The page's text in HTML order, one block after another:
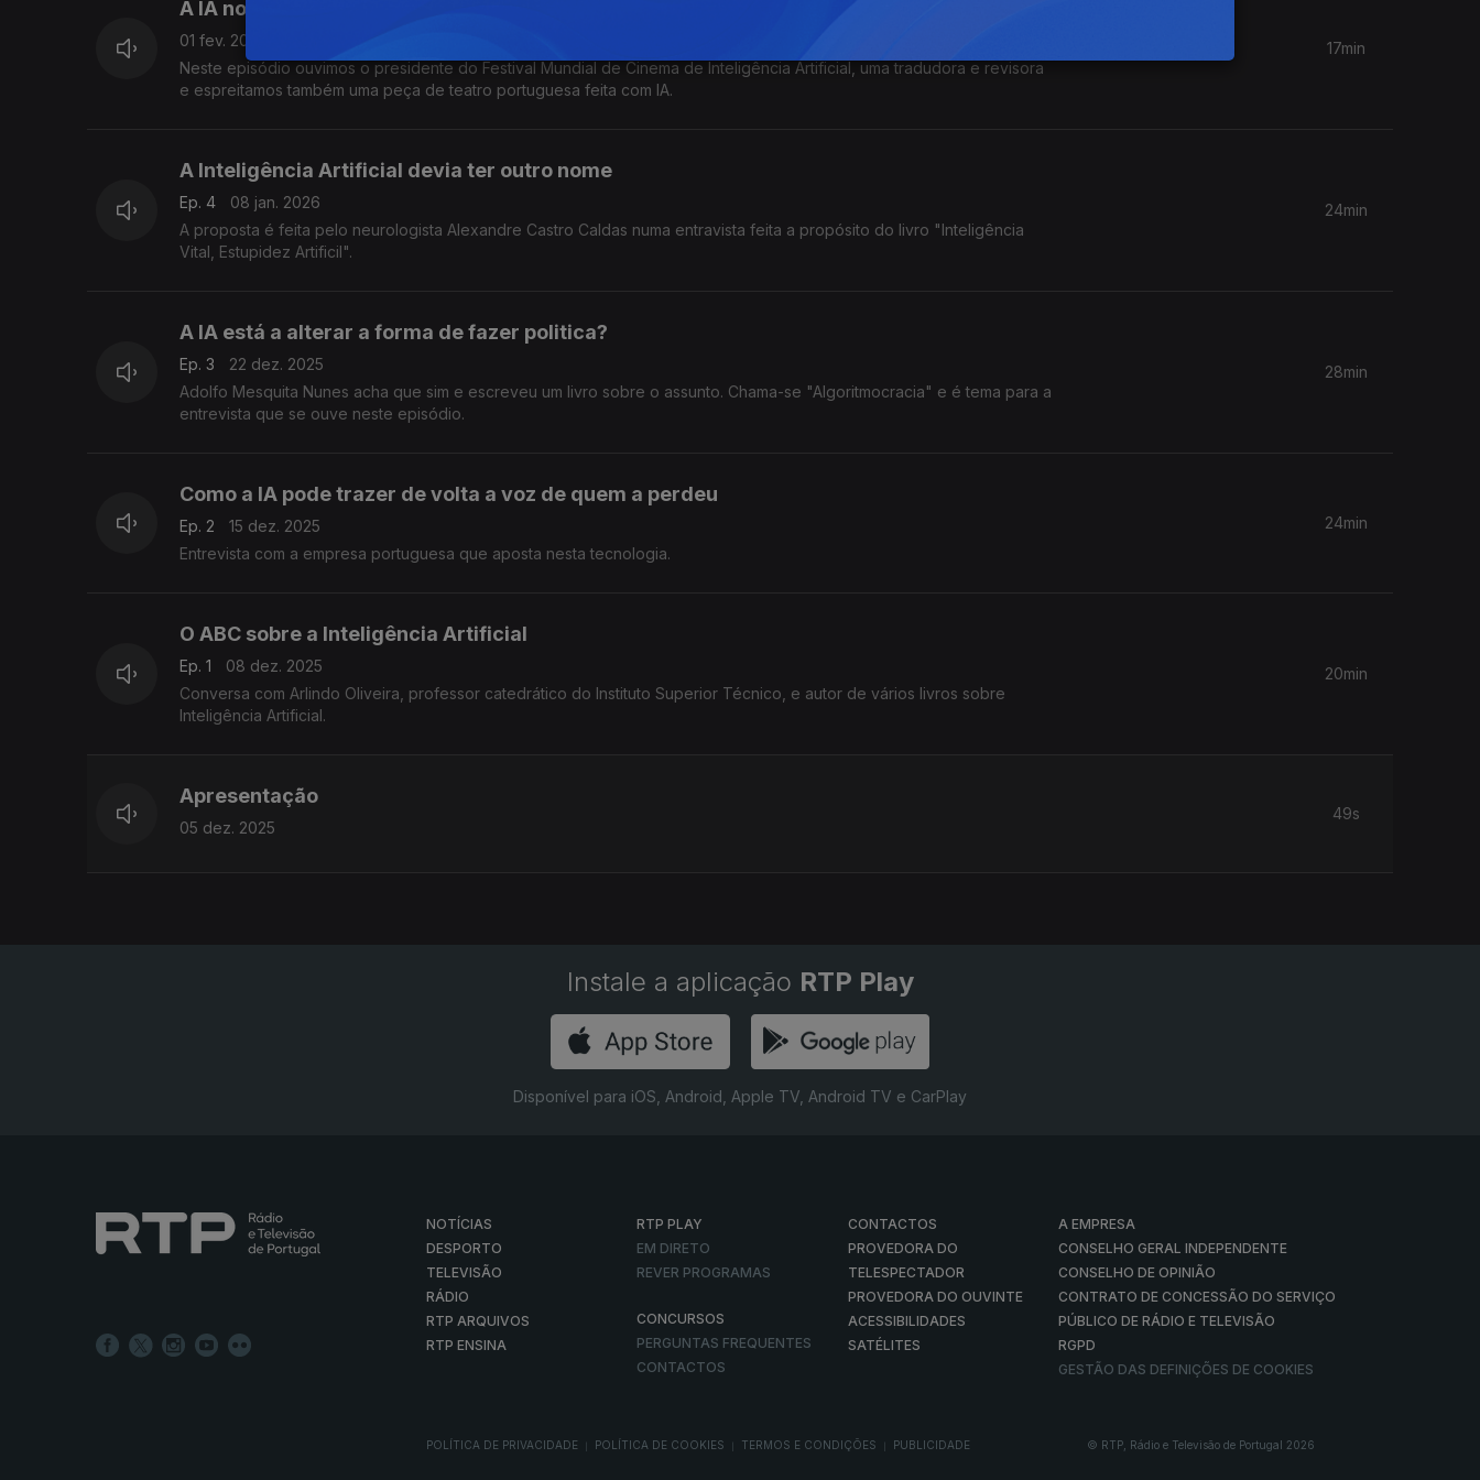
A IA no cinema, na literatura e no teatro
01 fev. 2026
Neste episódio ouvimos o presidente do Festival Mundial de Cinema de Inteligência Artificial, uma tradudora e revisora
e espreitamos também uma peça de teatro portuguesa feita com IA.
17min
A Inteligência Artificial devia ter outro nome
Ep. 4
08 jan. 2026
A proposta é feita pelo neurologista Alexandre Castro Caldas numa entravista feita a propósito do livro "Inteligência
Vital, Estupidez Artificil".
24min
A IA está a alterar a forma de fazer politica?
Ep. 3
22 dez. 2025
Adolfo Mesquita Nunes acha que sim e escreveu um livro sobre o assunto. Chama-se "Algoritmocracia" e é tema para a
entrevista que se ouve neste episódio.
28min
Como a IA pode trazer de volta a voz de quem a perdeu
Ep. 2
15 dez. 2025
Entrevista com a empresa portuguesa que aposta nesta tecnologia.
24min
O ABC sobre a Inteligência Artificial
Ep. 1
08 dez. 2025
Conversa com Arlindo Oliveira, professor catedrático do Instituto Superior Técnico, e autor de vários livros sobre
Inteligência Artificial.
20min
Apresentação
05 dez. 2025
49s
Instale a aplicação RTP Play
Disponível para iOS, Android, Apple TV, Android TV e CarPlay
NOTÍCIAS
DESPORTO
TELEVISÃO
RÁDIO
RTP ARQUIVOS
RTP ENSINA
RTP PLAY
EM DIRETO
REVER PROGRAMAS
CONCURSOS
PERGUNTAS FREQUENTES
CONTACTOS
CONTACTOS
PROVEDORA DO
TELESPECTADOR
PROVEDORA DO OUVINTE
ACESSIBILIDADES
SATÉLITES
A EMPRESA
CONSELHO GERAL INDEPENDENTE
CONSELHO DE OPINIÃO
CONTRATO DE CONCESSÃO DO SERVIÇO
PÚBLICO DE RÁDIO E TELEVISÃO
RGPD
GESTÃO DAS DEFINIÇÕES DE COOKIES
POLÍTICA DE PRIVACIDADE POLÍTICA DE COOKIES TERMOS E CONDIÇÕES PUBLICIDADE © RTP, Rádio e Televisão de Portugal 2026